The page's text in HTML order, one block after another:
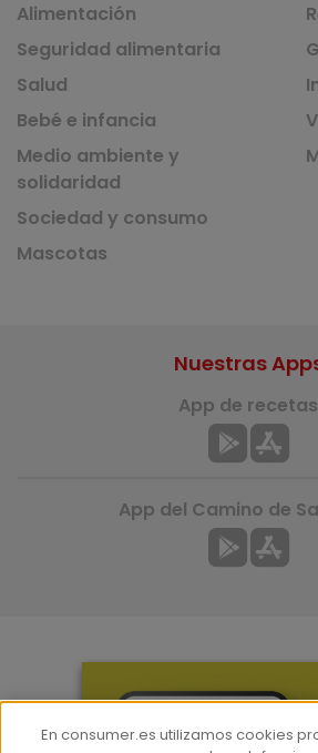
Alimentación
Seguridad alimentaria
Salud
Bebé e infancia
Medio ambiente y
solidaridad
Sociedad y consumo
Mascotas
Nuestras
App de recetas
App del Camino de
En consumer.es utilizamos cookies